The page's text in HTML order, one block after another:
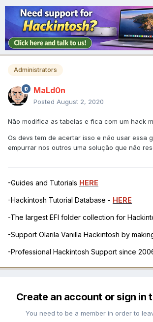
Administrators
MaLd0n
Posted August 2, 2020
Não modifica as tabelas e fica com um hack
Os devs tem de acertar isso e não usar essa
empurrar nos outros uma solução que não
-Guides and Tutorials HERE
-Hackintosh Tutorial Database - HERE
-The largest EFI folder collection for
-Support Olarila Vanilla Hackintosh by
-Professional Hackintosh Support since
Create an account or sign in
You need to be a member in order to